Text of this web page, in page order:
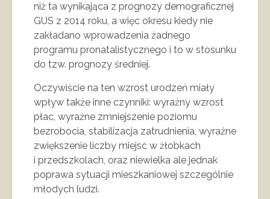
niż ta wynikająca z prognozy demograficznej
GUS z 2014 roku, a więc okresu kiedy nie
zakładano wprowadzenia żadnego
programu pronatalistycznego i to w stosunku
do tzw. prognozy średniej.
Oczywiście na ten wzrost urodzeń miały
wpływ także inne czynniki: wyraźny wzrost
płac, wyraźne zmniejszenie poziomu
bezrobocia, stabilizacja zatrudnienia, wyraźne
zwiększenie liczby miejsc w żłobkach
i przedszkolach, oraz niewielka ale jednak
poprawa sytuacji mieszkaniowej szczególnie
młodych ludzi.